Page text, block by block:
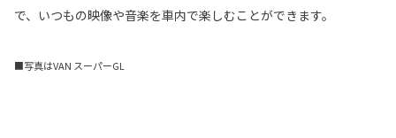
で、いつもの映像や音楽を車内で楽しむことができます。
■写真はVAN スーパーGL